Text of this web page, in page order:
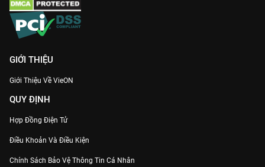
GIỚI THIỆU
Giới Thiệu Về VieON
QUY ĐỊNH
Hợp Đồng Điện Tử
Điều Khoản Và Điều Kiện
Chính Sách Bảo Vệ Thông Tin Cá Nhân